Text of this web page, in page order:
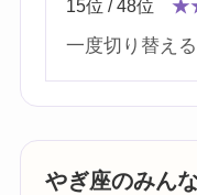
15位 / 48位
一度切り替え
やぎ座のみん